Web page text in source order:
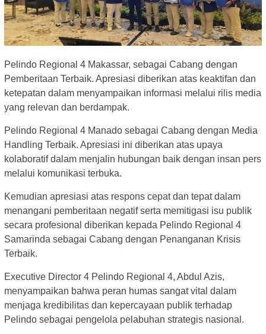
Pelindo Regional 4 Makassar, sebagai Cabang dengan
Pemberitaan Terbaik. Apresiasi diberikan atas keaktifan dan
ketepatan dalam menyampaikan informasi melalui rilis media
yang relevan dan berdampak.
Pelindo Regional 4 Manado sebagai Cabang dengan Media
Handling Terbaik. Apresiasi ini diberikan atas upaya
kolaboratif dalam menjalin hubungan baik dengan insan pers
melalui komunikasi terbuka.
Kemudian apresiasi atas respons cepat dan tepat dalam
menangani pemberitaan negatif serta memitigasi isu publik
secara profesional diberikan kepada Pelindo Regional 4
Samarinda sebagai Cabang dengan Penanganan Krisis
Terbaik.
Executive Director 4 Pelindo Regional 4, Abdul Azis,
menyampaikan bahwa peran humas sangat vital dalam
menjaga kredibilitas dan kepercayaan publik terhadap
Pelindo sebagai pengelola pelabuhan strategis nasional.